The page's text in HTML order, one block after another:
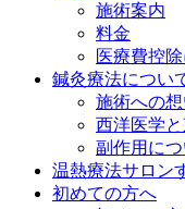
施術案内
料金
医療費控
鍼灸療法につい
施術への想
西洋医学
副作用につ
温熱療法サロン
初めての方へ